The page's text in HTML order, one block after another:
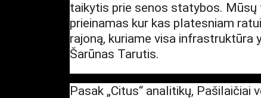
taikytis prie senos statybos.
prieinamas kur kas platesniam
rajoną, kuriame visa infrastruktūra
Šarūnas Tarutis.
Pasak „Citus“ analitikų, Pašilaičiai